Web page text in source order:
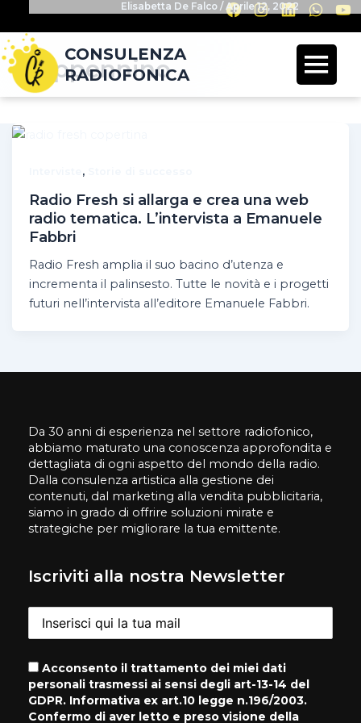
CONSULENZA
RADIOFONICA
Appennino
,
Radio Fresh si allarga e crea una web
radio tematica. L’intervista a Emanuele
Fabbri
Elisabetta De Falco / Aprile 12, 2022
Radio Fresh amplia il suo bacino d’utenza e
incrementa il palinsesto. Tutte le novità e i progetti
futuri nell’intervista all’editore Emanuele Fabbri.
Da 30 anni di esperienza nel settore radiofonico,
abbiamo maturato una conoscenza approfondita e
dettagliata di ogni aspetto del mondo della radio.
Dalla consulenza artistica alla gestione dei
contenuti, dal marketing alla vendita pubblicitaria,
siamo in grado di offrire soluzioni mirate e
strategiche per migliorare la tua emittente.
Iscriviti alla nostra Newsletter
Acconsento il trattamento dei miei dati
personali trasmessi ai sensi degli art-13-14 del
GDPR. Informativa ex art.10 legge n.196/2003.
Confermo di aver letto e preso visione della